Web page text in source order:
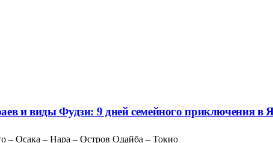
и виды Фудзи: 9 дней семейного приключения в
– Осака – Нара – Остров Одайба – Токио